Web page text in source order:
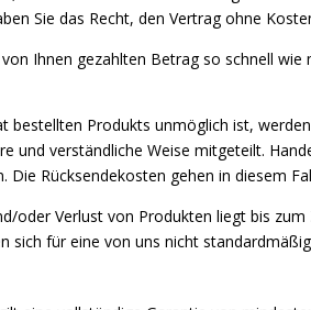
Sie das Recht, den Vertrag ohne
Ihnen gezahlten Betrag so schnell
bestellten Produkts unmöglich ist,
und verständliche Weise mitgeteilt.
Die Rücksendekosten gehen in diesem
oder Verlust von Produkten liegt bis
sich für eine von uns nicht